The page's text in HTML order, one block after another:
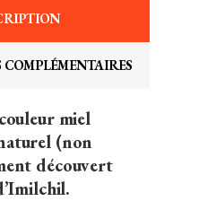
miel
(non
découvert